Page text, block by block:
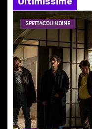
a
r
t
i
c
o
SPETTACOLI UDINE